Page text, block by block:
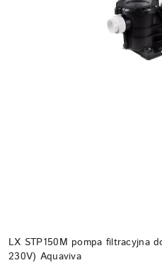
LX STP150M pompa filtracyjna
230V) Aquaviva